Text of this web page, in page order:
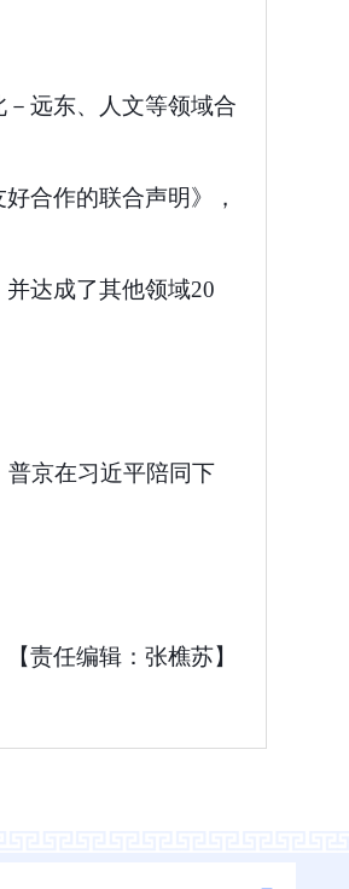
远东、人文等领域合
合作的联合声明》，
达成了其他领域20
京在习近平陪同下
【责任编辑：张樵苏】